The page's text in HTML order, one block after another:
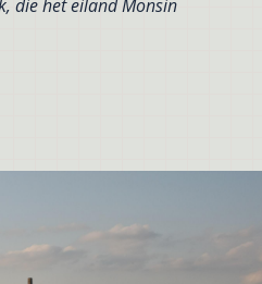
die het eiland Monsin